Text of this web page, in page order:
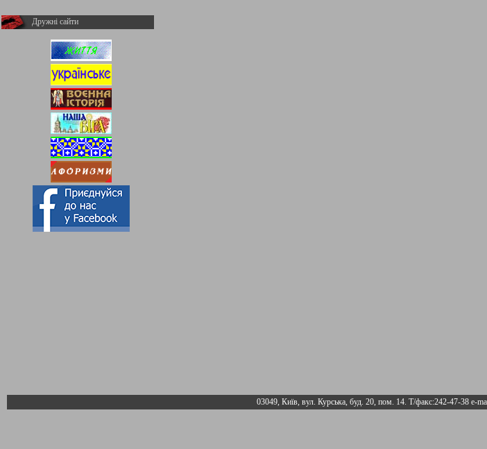
Дружні сайти
03049, Київ, вул. Курська, буд. 20, пом. 14. Т/факс:242-47-38 e-